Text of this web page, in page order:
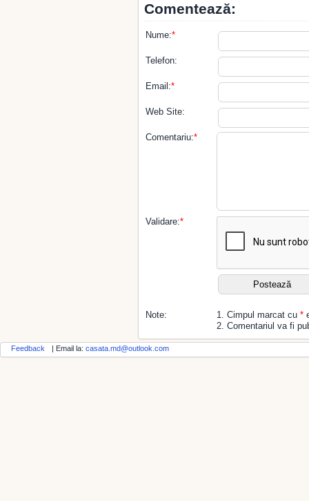
Comentează:
Nume:*
Telefon:
Email:*
Web Site:
Comentariu:*
Validare:*
Note: 1. Cimpul marcat cu *
2. Comentariul va fi
Feedback | Email la: casata.md@outlook.com